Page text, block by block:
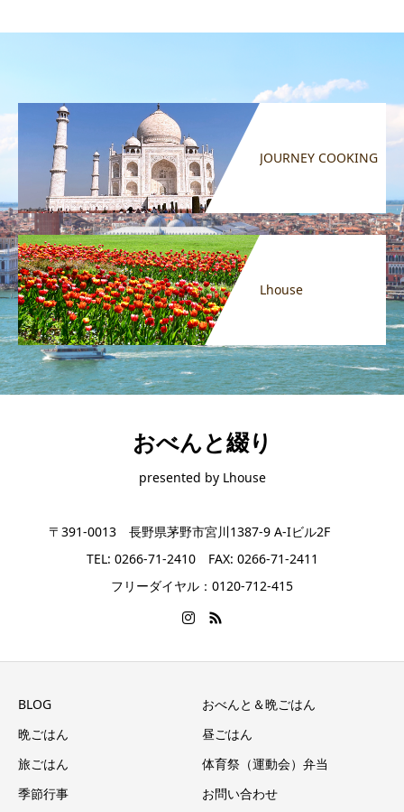
JOURNEY COOKING
Lhouse
おべんと綴り
presented by Lhouse
〒391-0013 長野県茅野市宮川1387-9 A-Iビル2F
TEL: 0266-71-2410 FAX: 0266-71-2411
フリーダイヤル：0120-712-415
BLOG
おべんと＆晩ごはん
晩ごはん
昼ごはん
旅ごはん
体育祭（運動会）弁当
季節行事
お問い合わせ